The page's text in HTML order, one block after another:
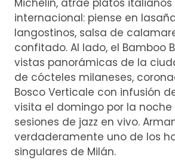
Michelin, atrae platos
internacional: piense en
langostinos, salsa de
confitado. Al lado, el Bamboo
vistas panorámicas de la
de cócteles milaneses,
Bosco Verticale con infusión
visita el domingo por la
sesiones de jazz en vivo.
verdaderamente uno de los
singulares de Milán.